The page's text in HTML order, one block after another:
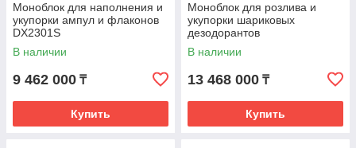
Моноблок для наполнения и
укупорки ампул и флаконов
DX2301S
В наличии
9 462 000 ₸
Купить
Моноблок для розлива и
укупорки шариковых
дезодорантов
В наличии
13 468 000 ₸
Купить